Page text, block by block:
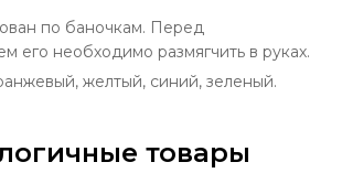
по баночкам. Перед
его необходимо размягчить в руках.
желтый, синий, зеленый.
товары